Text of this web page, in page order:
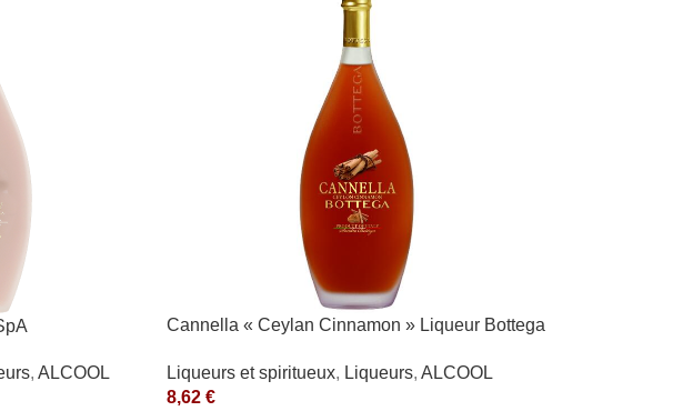
Cannella « Ceylan Cinnamon » Liqueur Bottega
Liqueurs et spiritueux, Liqueurs, ALCOOL
8,62 €
, ALCOOL